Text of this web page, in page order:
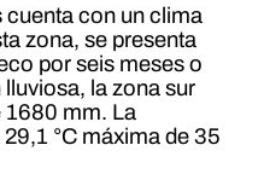
cuenta con un clima
zona, se presenta
por seis meses o
la zona sur
1680 mm. La
°C máxima de 35